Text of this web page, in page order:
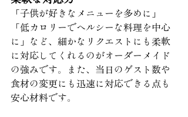
「子供が好きなメニューを多めに」
「低カロリーでヘルシーな料理を中心
に」など、細かなリクエストにも柔軟
に対応してくれるのがオーダーメイド
の強みです。また、当日のゲスト数や
食材の変更にも迅速に対応できる点も
安心材料です。